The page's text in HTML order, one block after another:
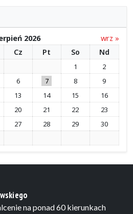
2026
wrz »
Cz Pt So Nd
1
2
6 7 8
9
13 14 15
16
20 21 22
23
27 28 29
30
na ponad 60 kierunkach